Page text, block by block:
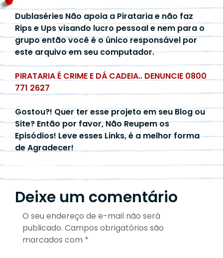
Dublaséries Não apoia a Pirataria e não faz
Rips e Ups visando lucro pessoal e nem para o
grupo então você é o único responsável por
este arquivo em seu computador.
PIRATARIA É CRIME E DÁ CADEIA.. DENUNCIE 0800
771 2627
Gostou?! Quer ter esse projeto em seu Blog ou
Site? Então por favor, Não Reupem os
Episódios! Leve esses Links, é a melhor forma
de Agradecer!
Deixe um comentário
O seu endereço de e-mail não será
publicado. Campos obrigatórios são
marcados com *